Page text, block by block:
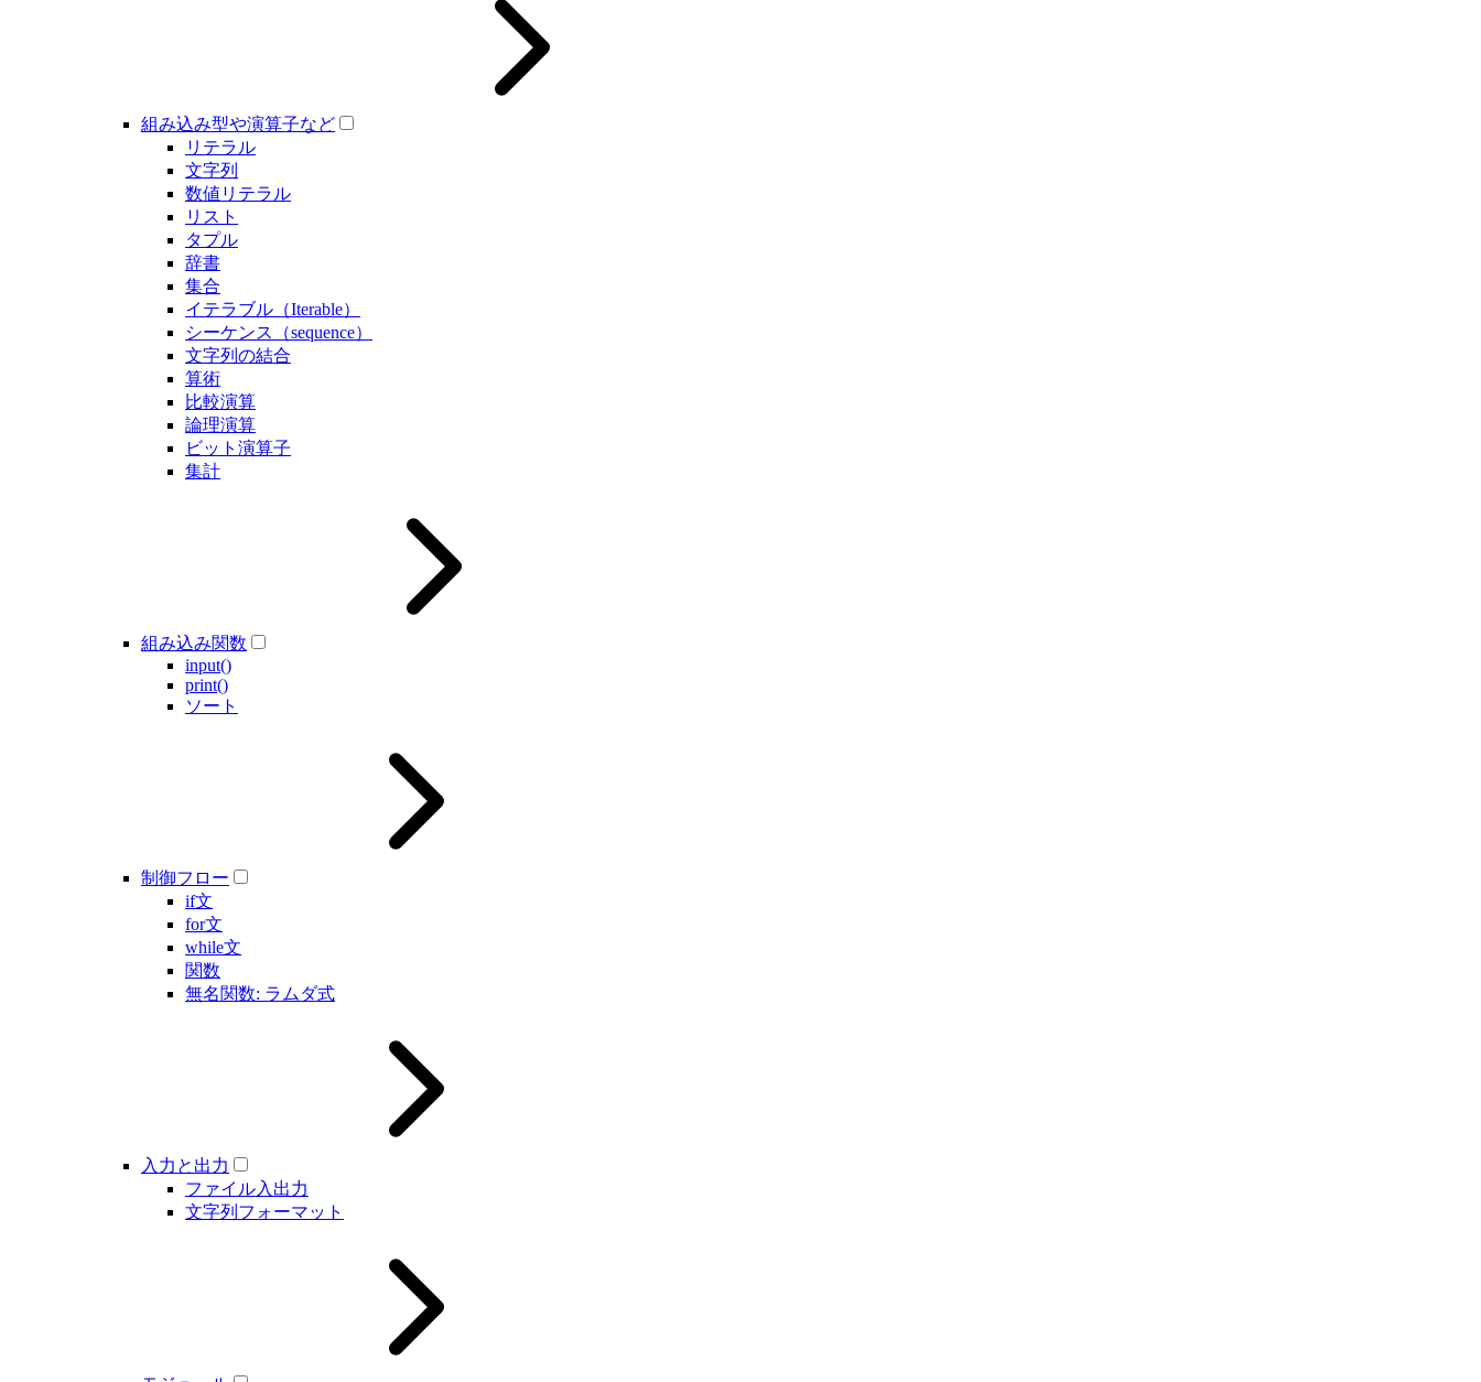
組み込み型や演算子など
リテラル
文字列
数値リテラル
リスト
タプル
辞書
集合
イテラブル（Iterable）
シーケンス（sequence）
文字列の結合
算術
比較演算
論理演算
ビット演算子
集計
組み込み関数
input()
print()
ソート
制御フロー
if文
for文
while文
関数
無名関数: ラムダ式
入力と出力
ファイル入出力
文字列フォーマット